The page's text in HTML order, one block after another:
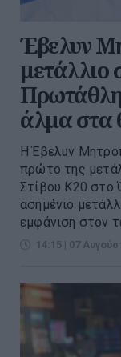
Έβελυν
μετάλλιο
άλμα στα
Η Έβελυν
πρώτο της
Στίβου Κ20
ασημένιο
εμφάνιση στον
14:15 | 07